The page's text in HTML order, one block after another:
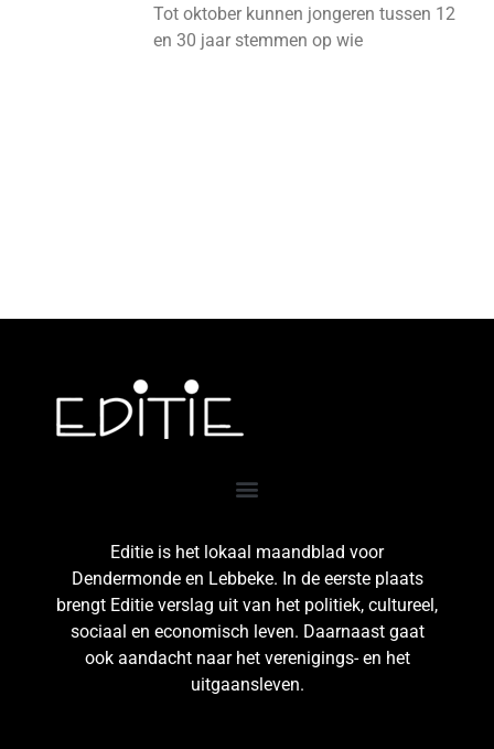
Tot oktober kunnen jongeren tussen 12
en 30 jaar stemmen op wie
Editie is het lokaal maandblad voor
Dendermonde en Lebbeke. In de eerste plaats
brengt Editie verslag uit van het politiek, cultureel,
sociaal en economisch leven. Daarnaast gaat
ook aandacht naar het verenigings- en het
uitgaansleven.